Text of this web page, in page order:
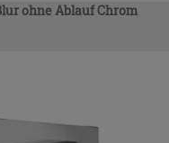
ohne Ablauf Chrom